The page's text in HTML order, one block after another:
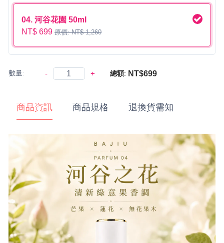
04. 河谷花園 50ml
NT$ 699 原價: NT$ 1,260
數量: - + 總額: NT$699
商品資訊 商品規格 退換貨需知